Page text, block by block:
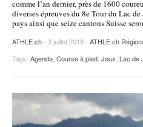
POURQUOI ATHLE.CH ?
ATHLE.CH RÉGIONS | VAUD
HIGHLIGHTS
LIVRES
comme l’an dernier, près de 1600
diverses épreuves du 8e Tour du Lac
pays ainsi que seize cantons Suisse
ATHLE.ch- 3 juillet 2019 - ATHLE.ch
Tags: Agenda Course à pied Joux Lac de